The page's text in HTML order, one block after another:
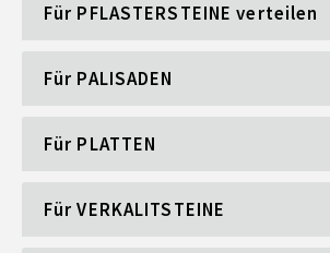
Für PFLASTERSTEINE verteilen
Für PALISADEN
Für PLATTEN
FürVERKALITSTEINE